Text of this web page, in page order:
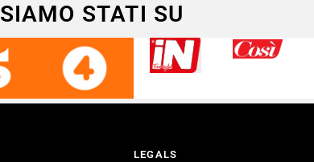
SIAMO STATI SU
LEGALS